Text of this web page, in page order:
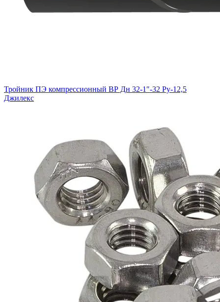
Тройник ПЭ компрессионный ВР Дн 32-1″-32 Ру-12,5
Джилекс